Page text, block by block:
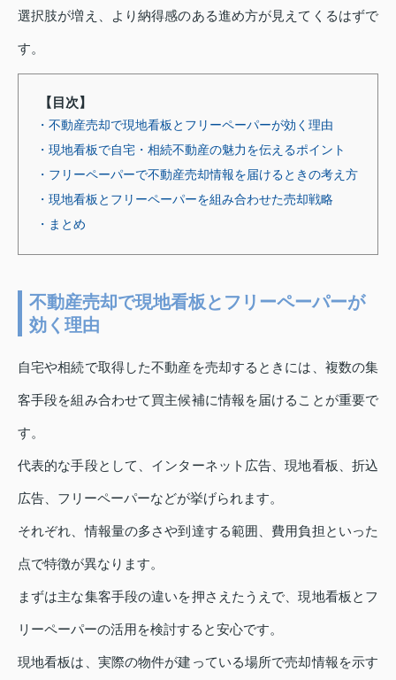
選択肢が増え、より納得感のある進め方が見えてくるはずで
す。
【目次】
・不動産売却で現地看板とフリーペーパーが効く理由
・現地看板で自宅・相続不動産の魅力を伝えるポイント
・フリーペーパーで不動産売却情報を届けるときの考え方
・現地看板とフリーペーパーを組み合わせた売却戦略
・まとめ
不動産売却で現地看板とフリーペーパーが
効く理由
自宅や相続で取得した不動産を売却するときには、複数の集
客手段を組み合わせて買主候補に情報を届けることが重要で
す。
代表的な手段として、インターネット広告、現地看板、折込
広告、フリーペーパーなどが挙げられます。
それぞれ、情報量の多さや到達する範囲、費用負担といった
点で特徴が異なります。
まずは主な集客手段の違いを押さえたうえで、現地看板とフ
リーペーパーの活用を検討すると安心です。
現地看板は、実際の物件が建っている場所で売却情報を示す